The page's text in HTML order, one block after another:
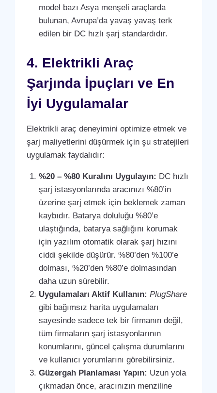
model bazı Asya menşeli araçlarda
bulunan, Avrupa’da yavaş yavaş terk
edilen bir DC hızlı şarj standardıdır.
4. Elektrikli Araç
Şarjında İpuçları ve En
İyi Uygulamalar
Elektrikli araç deneyimini optimize etmek ve
şarj maliyetlerini düşürmek için şu stratejileri
uygulamak faydalıdır:
%20 – %80 Kuralını Uygulayın: DC hızlı
şarj istasyonlarında aracınızı %80’in
üzerine şarj etmek için beklemek zaman
kaybıdır. Batarya doluluğu %80’e
ulaştığında, batarya sağlığını korumak
için yazılım otomatik olarak şarj hızını
ciddi şekilde düşürür. %80’den %100’e
dolması, %20’den %80’e dolmasından
daha uzun sürebilir.
Uygulamaları Aktif Kullanın: PlugShare
gibi bağımsız harita uygulamaları
sayesinde sadece tek bir firmanın değil,
tüm firmaların şarj istasyonlarının
konumlarını, güncel çalışma durumlarını
ve kullanıcı yorumlarını görebilirsiniz.
Güzergah Planlaması Yapın: Uzun yola
çıkmadan önce, aracınızın menziline